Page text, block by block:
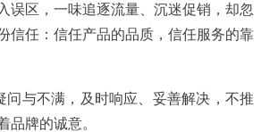
误区，一味追逐流量、沉迷促销，却忽
信任：信任产品的品质，信任服务的靠
与不满，及时响应、妥善解决，不推
品牌的诚意。